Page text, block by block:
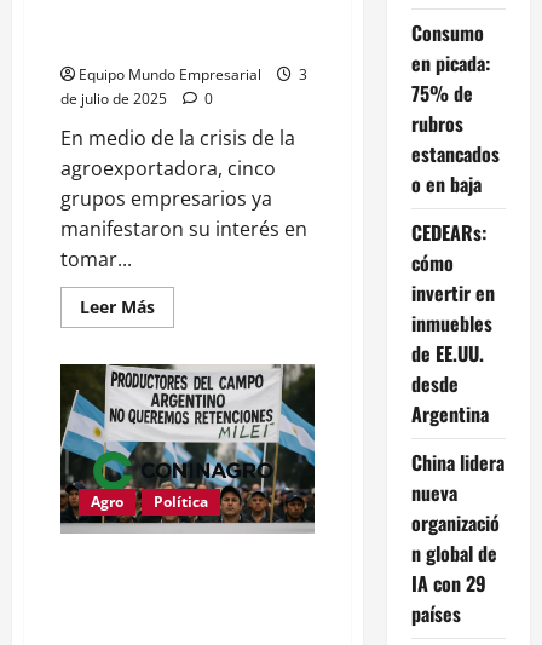
Equipo Mundo Empresarial
3
de julio de 2025
0
En medio de la crisis de la
agroexportadora, cinco
grupos empresarios ya
manifestaron su interés en
tomar...
Leer MásLeer
más
Cuáles
son
las
cinco
empresas
que
buscan
quedarse
con
Vicentín
Agro Política
Consumo
en picada:
75% de
rubros
estancados
o en baja
CEDEARs:
cómo
invertir en
inmuebles
de EE.UU.
desde
Argentina
China lidera
nueva
organizació
n global de
IA con 29
países